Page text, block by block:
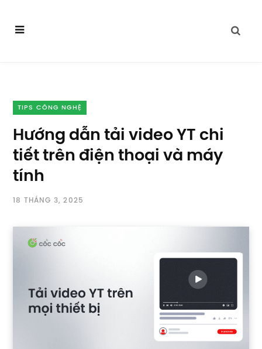
TIPS CÔNG NGHỆ
Hướng dẫn tải video YT chi
tiết trên điện thoại và máy
tính
18 THÁNG 3, 2025